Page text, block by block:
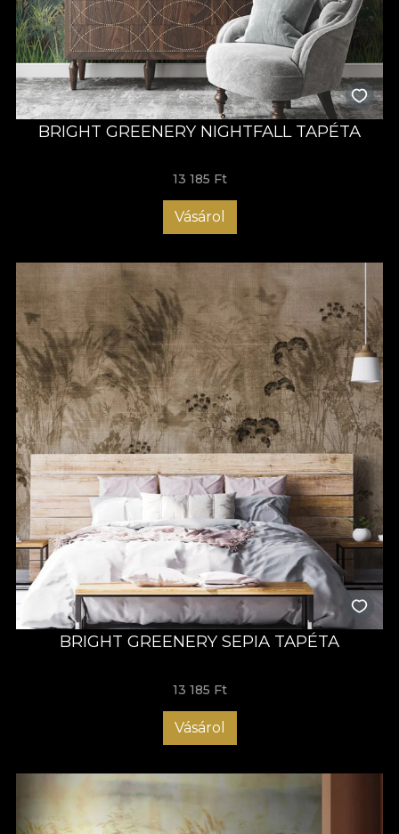
BRIGHT GREENERY NIGHTFALL TAPÉTA
13 185 Ft
Vásárol
BRIGHT GREENERY SEPIA TAPÉTA
13 185 Ft
Vásárol